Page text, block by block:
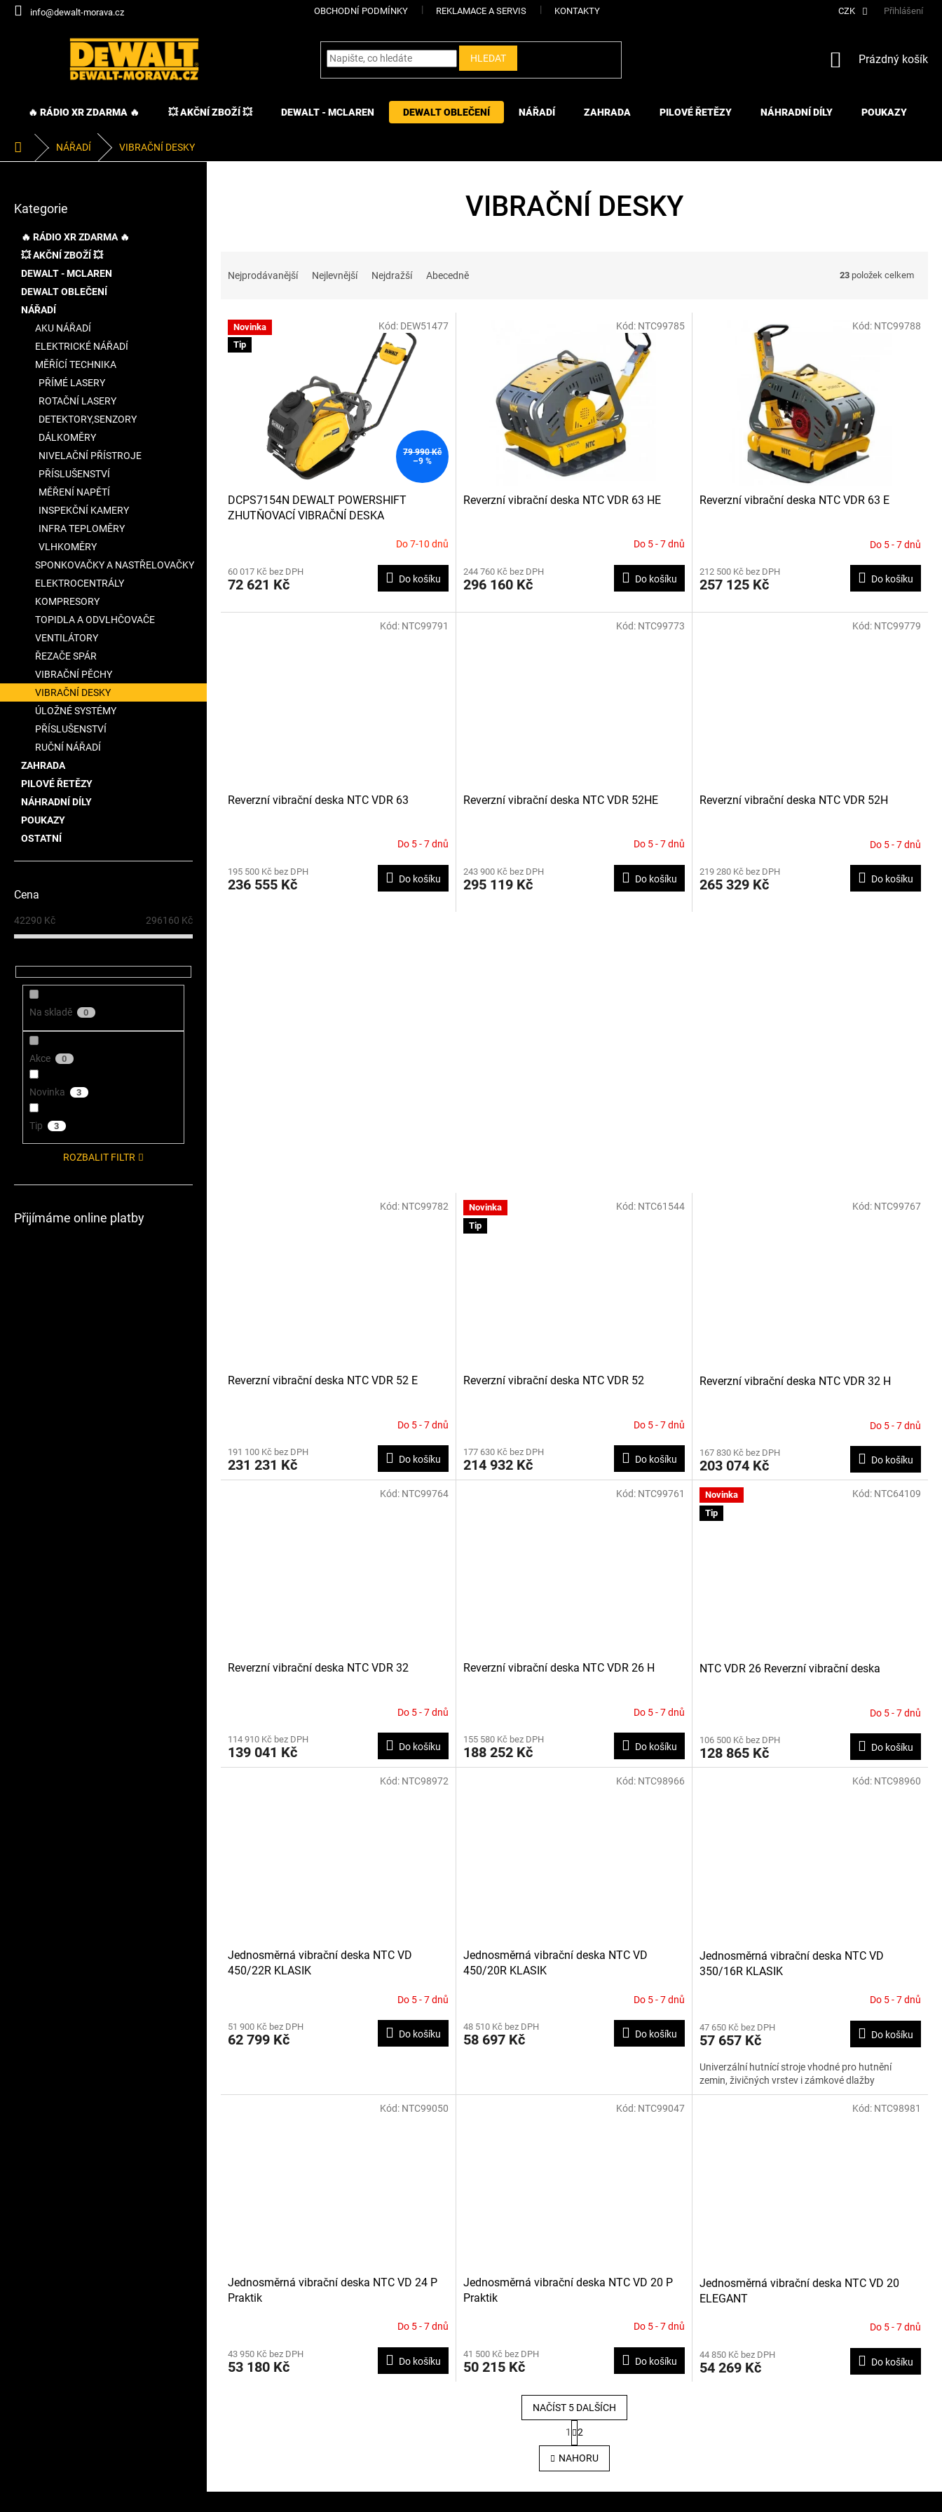
Přejít
info@dewalt-morava.cz OBCHODNÍ PODMÍNKY REKLAMACE A SERVIS KONTAKTY CZK Přihlášení
HLEDAT
NÁKUPNÍ
Prázdný košík
🔥 RÁDIO XR ZDARMA 🔥 💥 AKČNÍ ZBOŽÍ 💥 DEWALT - MCLAREN DEWALT OBLEČENÍ NÁŘADÍ ZAHRADA PILOVÉ ŘETĚZY NÁHRADNÍ DÍLY POUKAZY
Domů NÁŘADÍ VIBRAČNÍ DESKY
kategorie
Kategorie
🔥 RÁDIO XR ZDARMA 🔥
💥 AKČNÍ ZBOŽÍ 💥
DEWALT - MCLAREN
DEWALT OBLEČENÍ
NÁŘADÍ
AKU NÁŘADÍ
ELEKTRICKÉ NÁŘADÍ
MĚŘÍCÍ TECHNIKA
PŘÍMÉ LASERY
ROTAČNÍ LASERY
DETEKTORY,SENZORY
DÁLKOMĚRY
NIVELAČNÍ PŘÍSTROJE
PŘÍSLUŠENSTVÍ
MĚŘENÍ NAPĚTÍ
INSPEKČNÍ KAMERY
INFRA TEPLOMĚRY
VLHKOMĚRY
SPONKOVAČKY A NASTŘELOVAČKY
ELEKTROCENTRÁLY
KOMPRESORY
TOPIDLA A ODVLHČOVAČE
VENTILÁTORY
ŘEZAČE SPÁR
VIBRAČNÍ PĚCHY
VIBRAČNÍ DESKY
ÚLOŽNÉ SYSTÉMY
PŘÍSLUŠENSTVÍ
RUČNÍ NÁŘADÍ
ZAHRADA
PILOVÉ ŘETĚZY
NÁHRADNÍ DÍLY
POUKAZY
OSTATNÍ
Cena
42290 Kč 296160 Kč
Na skladě 0
Akce 0
Novinka 3
Tip 3
ROZBALIT FILTR
Přijímáme online platby
VIBRAČNÍ DESKY
Nejprodávanější Nejlevnější Nejdražší Abecedně 23 položek celkem
V Novinka
Tip
79 990 Kč
–9 %
DCPS7154N DEWALT POWERSHIFT
ZHUTŇOVACÍ VIBRAČNÍ DESKA
produktu
je
z
Do 7-10 dnů
60 017 Kč bez DPH
72 621 Kč Do košíku
Kód: DEW51477
Reverzní vibrační deska NTC VDR 63 HE
Do 5 - 7 dnů
244 760 Kč bez DPH
296 160 Kč Do košíku
Kód: NTC99785
Reverzní vibrační deska NTC VDR 63 E
Do 5 - 7 dnů
212 500 Kč bez DPH
257 125 Kč Do košíku
Kód: NTC99788
Reverzní vibrační deska NTC VDR 63
produktu
je
Do 5 - 7 dnů
195 500 Kč bez DPH
236 555 Kč Do košíku
Kód: NTC99791
Reverzní vibrační deska NTC VDR 52HE
Do 5 - 7 dnů
243 900 Kč bez DPH
295 119 Kč Do košíku
Kód: NTC99773
Reverzní vibrační deska NTC VDR 52H
Do 5 - 7 dnů
219 280 Kč bez DPH
265 329 Kč Do košíku
Kód: NTC99779
Reverzní vibrační deska NTC VDR 52 E
Do 5 - 7 dnů
191 100 Kč bez DPH
231 231 Kč Do košíku
Kód: NTC99782
Novinka
Tip
Reverzní vibrační deska NTC VDR 52
Do 5 - 7 dnů
177 630 Kč bez DPH
214 932 Kč Do košíku
Kód: NTC61544
Reverzní vibrační deska NTC VDR 32 H
Do 5 - 7 dnů
167 830 Kč bez DPH
203 074 Kč Do košíku
Kód: NTC99767
Reverzní vibrační deska NTC VDR 32
Do 5 - 7 dnů
114 910 Kč bez DPH
139 041 Kč Do košíku
Kód: NTC99764
Reverzní vibrační deska NTC VDR 26 H
Do 5 - 7 dnů
155 580 Kč bez DPH
188 252 Kč Do košíku
Kód: NTC99761
Novinka
Tip
NTC VDR 26 Reverzní vibrační deska
Do 5 - 7 dnů
106 500 Kč bez DPH
128 865 Kč Do košíku
Kód: NTC64109
Jednosměrná vibrační deska NTC VD
450/22R KLASIK
Do 5 - 7 dnů
51 900 Kč bez DPH
62 799 Kč Do košíku
Kód: NTC98972
Jednosměrná vibrační deska NTC VD
450/20R KLASIK
Do 5 - 7 dnů
48 510 Kč bez DPH
58 697 Kč Do košíku
Kód: NTC98966
Jednosměrná vibrační deska NTC VD
350/16R KLASIK
Do 5 - 7 dnů
47 650 Kč bez DPH
57 657 Kč Do košíku
Univerzální hutnící stroje vhodné pro hutnění
zemin, živičných vrstev i zámkové dlažby
Kód: NTC98960
Jednosměrná vibrační deska NTC VD 24 P
Praktik
Do 5 - 7 dnů
43 950 Kč bez DPH
53 180 Kč Do košíku
Kód: NTC99050
Jednosměrná vibrační deska NTC VD 20 P
Praktik
Do 5 - 7 dnů
41 500 Kč bez DPH
50 215 Kč Do košíku
Kód: NTC99047
Jednosměrná vibrační deska NTC VD 20
ELEGANT
Do 5 - 7 dnů
44 850 Kč bez DPH
54 269 Kč Do košíku
Kód: NTC98981
O
v
l
d
NAČÍST 5 DALŠÍCH
S
t
r
á
n
1 2
NAHORU